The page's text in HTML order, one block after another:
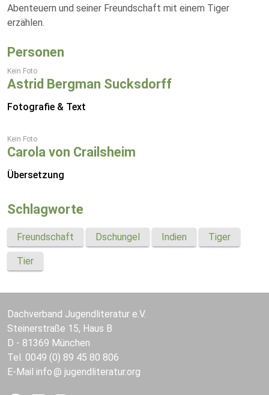
Abenteuern und seiner Freundschaft mit einem Tiger
erzählen.
Personen
Kein Foto
Astrid Bergman Sucksdorff
Fotografie & Text
Kein Foto
Carola von Crailsheim
Übersetzung
Schlagworte
Freundschaft Dschungel Indien Tiger
Tier
Dachverband Jugendliteratur e.V.
Steinerstraße 15, Haus B
D - 81369 München
Tel. 0049 (0) 89 45 80 806
E-Mail info jugendliteratur.org